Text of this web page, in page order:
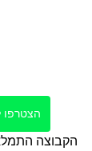
הצטרפו
הקבוצה